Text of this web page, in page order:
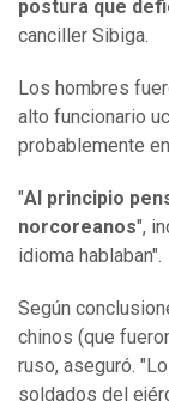
postura que
canciller Sibiga.
Los hombres
alto funcionario
probablemente
"Al principio
norcoreanos",
idioma hablaban".
Según
chinos (que
ruso, aseguró.
soldados del